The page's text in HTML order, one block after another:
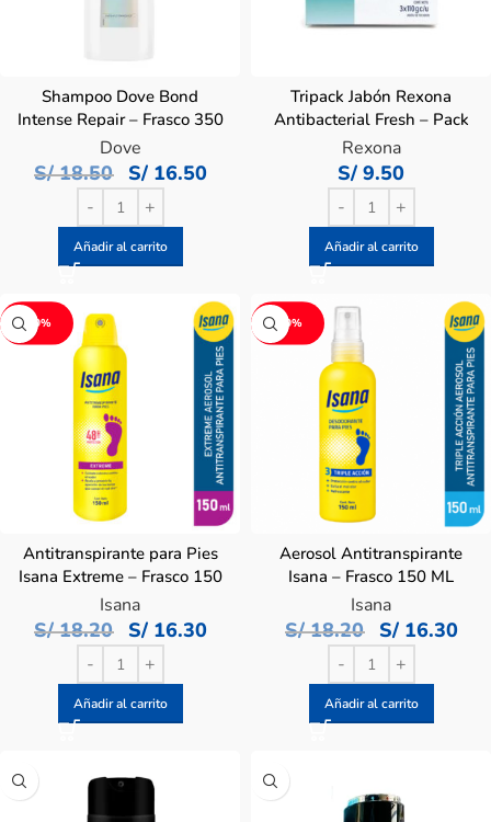
Shampoo Dove Bond
Intense Repair – Frasco 350
ML
Dove
S/18.50 S/16.50
Añadir al carrito
Tripack Jabón Rexona
Antibacterial Fresh – Pack
3 UN
Rexona
S/ 9.50
Añadir al carrito
-10%
Antitranspirante para Pies
Isana Extreme – Frasco 150
ML
Isana
S/18.20 S/16.30
Añadir al carrito
-10%
Aerosol Antitranspirante
Isana – Frasco 150 ML
Isana
S/18.20 S/16.30
Añadir al carrito